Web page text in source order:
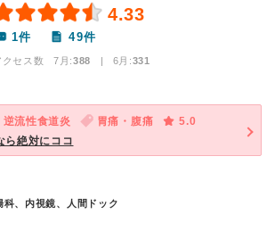
4.33
1件 49件
クセス数 7月:388 | 6月:331
逆流性食道炎 胃痛・腹痛
5.0
ら絶対にココ
、内視鏡、人間ドック